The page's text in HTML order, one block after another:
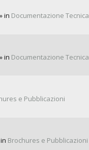
in Documentazione Tecnica
in Documentazione Tecnica
e Pubblicazioni
Brochures e Pubblicazioni